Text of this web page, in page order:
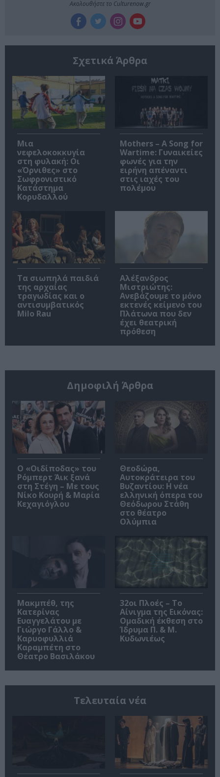
Ακολουθήστε το Culturenow.gr
Σχετικά Άρθρα
Μια
νεφελοκοκκυγία
στη φυλακή: Οι
«Όρνιθες» στο
Σωφρονιστικό
Κατάστημα
Κορυδαλλού
Mothers – A Song for
Wartime: Γυναικείες
φωνές για την
ειρήνη απέναντι
στις ιαχές του
πολέμου
Τα σιωπηλά παιδιά
της αρχαίας
τραγωδίας και ο
αντισυμβατικός
Milo Rau
Αλέξανδρος
Μιστριώτης:
Ανεβάζουμε το μόνο
εκτενές κείμενο του
Πλάτωνα που δεν
έχει θεατρική
πρόθεση
Δημοφιλή Άρθρα
O «Οιδίποδας» του
Ρόμπερτ Άικ ξανά
στη Στέγη – Με τους
Νίκο Κουρή & Μαρία
Κεχαγιόγλου
Θεοδώρα,
Αυτοκράτειρα του
Βυζαντίου: Η νέα
ελληνική όπερα του
Θεόδωρου Στάθη
στο θέατρο
Ολύμπια
Μακμπέθ, της
Κατερίνας
Ευαγγελάτου με
Γιώργο Γάλλο &
Καρυοφυλλιά
Καραμπέτη στο
Θέατρο Βασιλάκου
32οι Πλοές – Το
Αίνιγμα της Εικόνας:
Ομαδική έκθεση στο
Ίδρυμα Π. & Μ.
Κυδωνιέως
Τελευταία νέα